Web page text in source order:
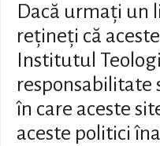
Dacă urmați un
rețineți că
Institutul
responsabilitate
în care aceste
aceste politici